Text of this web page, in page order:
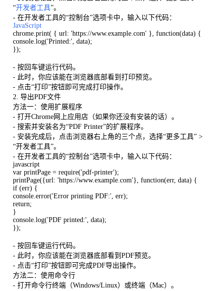
“开发者工具”。
- 在开发者工具的“控制台”选项卡中，输入以下代码：
JavaScript
chrome.print( { url: 'https://www.example.com' }, function(data) {
console.log('Printed:', data);
});
- 按回车键运行代码。
- 此时，你应该能在浏览器底部看到打印预览。
- 点击“打印”按钮即可完成打印操作。
2. 导出PDF文件
方法一：使用扩展程序
- 打开Chrome网上应用店（如果你还没有安装的话）。
- 搜索并安装名为“PDF Printer”的扩展程序。
- 安装完成后，点击浏览器右上角的三个点，选择“更多工具” >
“开发者工具”。
- 在开发者工具的“控制台”选项卡中，输入以下代码：
javascript
var printPage = require('pdf-printer');
printPage({url: 'https://www.example.com'}, function(err, data) {
if (err) {
console.error('Error printing PDF:', err);
return;
}
console.log('PDF printed:', data);
});
- 按回车键运行代码。
- 此时，你应该能在浏览器底部看到PDF预览。
- 点击“打印”按钮即可完成PDF导出操作。
方法二：使用命令行
- 打开命令行终端（Windows/Linux）或终端（Mac）。